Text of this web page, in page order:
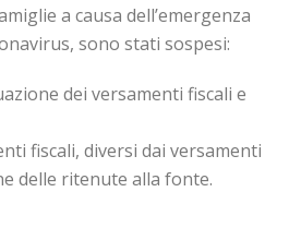
a causa dell’emer­genza
sono stati sospesi:
dei versamenti fiscali e
fiscali, diversi dai versamenti
delle ritenute alla fonte.